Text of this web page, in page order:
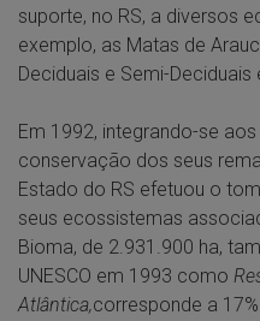
suporte, no RS, a diversos
exemplo, as Matas de
Deciduais e Semi-
Em 1992, integrando-se
conservação dos seus
Estado do RS efetuou o
seus ecossistemas
Bioma, de 2.931.900 ha,
UNESCO em 1993 como
Atlântica,corresponde a